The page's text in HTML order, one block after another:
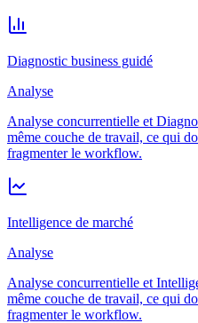
Diagnostic business guidé
Analyse
Analyse concurrentielle et
même couche de travail, ce qui
fragmenter le workflow.
Intelligence de marché
Analyse
Analyse concurrentielle et
même couche de travail, ce qui
fragmenter le workflow.